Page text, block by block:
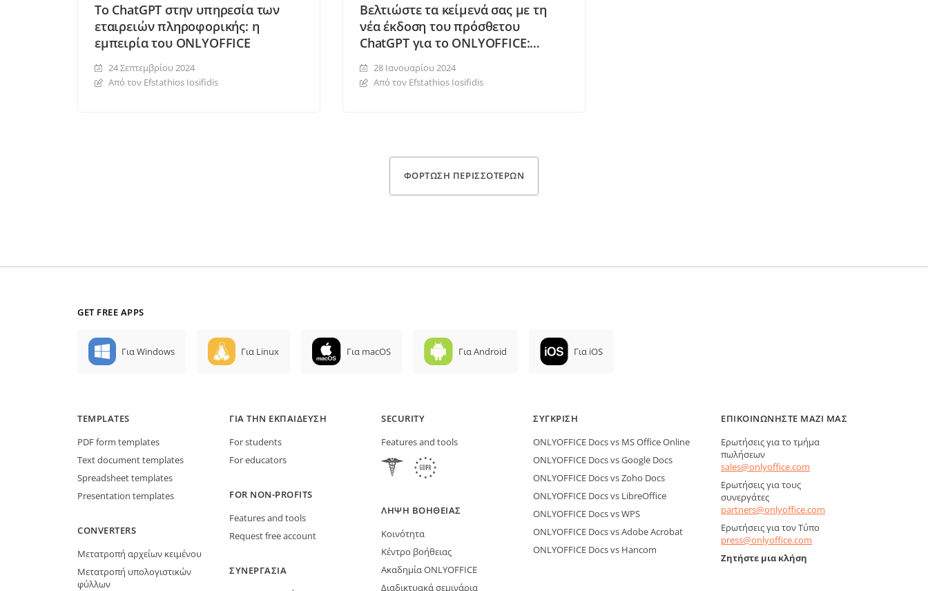
Το ChatGPT στην υπηρεσία των
εταιρειών πληροφορικής: η
εμπειρία του ONLYOFFICE
24 Σεπτεμβρίου 2024
Από τον Efstathios Iosifidis
Βελτιώστε τα κείμενά σας με τη
νέα έκδοση του πρόσθετου
ChatGPT για το ONLYOFFICE:
γραμματικά λάθη, ξαναγράψτε
κείμενα και άλλα
28 Ιανουαρίου 2024
Από τον Efstathios Iosifidis
ΦΌΡΤΩΣΗ ΠΕΡΙΣΣΌΤΕΡΩΝ
GET FREE APPS
Για Windows Για Linux Για macOS Για Android Για iOS
TEMPLATES
PDF form templates
Text document templates
Spreadsheet templates
Presentation templates
CONVERTERS
Μετατροπή αρχείων κειμένου
Μετατροπή υπολογιστικών
φύλλων
ΓΙΑ ΤΗΝ ΕΚΠΑΊΔΕΥΣΗ
For students
For educators
FOR NON-PROFITS
Features and tools
Request free account
ΣΥΝΕΡΓΑΣΊΑ
SECURITY
Features and tools
ΛΉΨΗ ΒΟΉΘΕΙΑΣ
Κοινότητα
Κέντρο βοήθειας
Ακαδημία ONLYOFFICE
Διαδικτυακά σεμινάρια
ΣΎΓΚΡΙΣΗ
ONLYOFFICE Docs vs MS Office Online
ONLYOFFICE Docs vs Google Docs
ONLYOFFICE Docs vs Zoho Docs
ONLYOFFICE Docs vs LibreOffice
ONLYOFFICE Docs vs WPS
ONLYOFFICE Docs vs Adobe Acrobat
ONLYOFFICE Docs vs Hancom
ΕΠΙΚΟΙΝΩΝΉΣΤΕ ΜΑΖΊ ΜΑΣ
Ερωτήσεις για το τμήμα
πωλήσεων
sales@onlyoffice.com
Ερωτήσεις για τους
συνεργάτες
partners@onlyoffice.com
Ερωτήσεις για τον Τύπο
press@onlyoffice.com
Ζητήστε μια κλήση